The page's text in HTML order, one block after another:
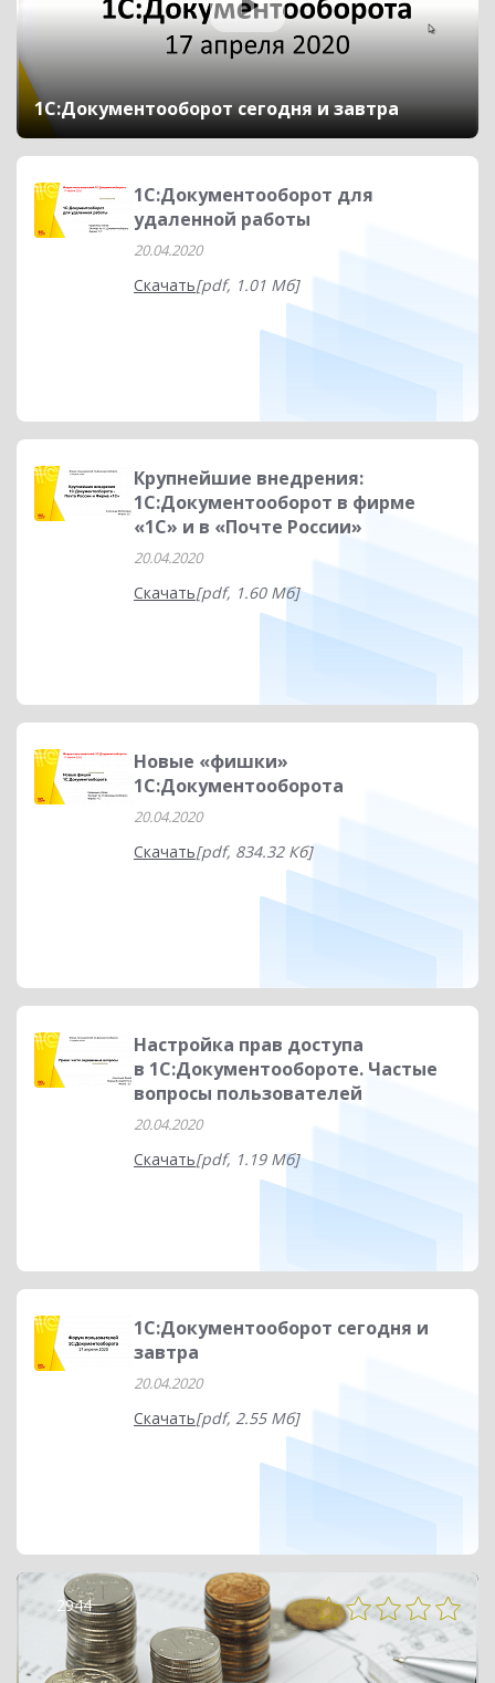
1С:Документооборот сегодня и завтра
1С:Документооборот для
удаленной работы
20.04.2020
Скачать[pdf, 1.01 Мб]
Крупнейшие внедрения:
1С:Документооборот в фирме
«1С» и в «Почте России»
20.04.2020
Скачать[pdf, 1.60 Мб]
Новые «фишки»
1С:Документооборота
20.04.2020
Скачать[pdf, 834.32 Кб]
Настройка прав доступа
в 1С:Документообороте. Частые
вопросы пользователей
20.04.2020
Скачать[pdf, 1.19 Мб]
1С:Документооборот сегодня и
завтра
20.04.2020
Скачать[pdf, 2.55 Мб]
2944